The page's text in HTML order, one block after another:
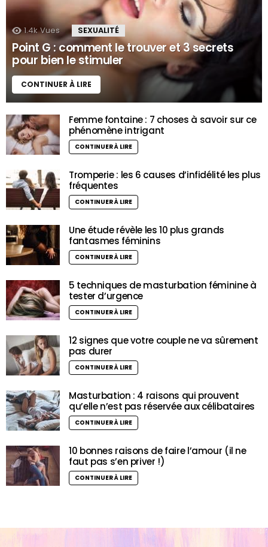
1.4k Vues SEXUALITÉ
Point G : comment le trouver et 3 secrets
pour bien le stimuler
CONTINUER À LIRE
Femme fontaine : 7 choses à savoir sur ce
phénomène intrigant
CONTINUER À LIRE
Tromperie : les 6 causes d’infidélité les plus
fréquentes
CONTINUER À LIRE
Une étude révèle les 10 plus grands
fantasmes féminins
CONTINUER À LIRE
5 techniques de masturbation féminine à
tester d’urgence
CONTINUER À LIRE
12 signes que votre couple ne va sûrement
pas durer
CONTINUER À LIRE
Masturbation : 4 raisons qui prouvent
qu’elle n’est pas réservée aux célibataires
CONTINUER À LIRE
10 bonnes raisons de faire l’amour (il ne
faut pas s’en priver !)
CONTINUER À LIRE